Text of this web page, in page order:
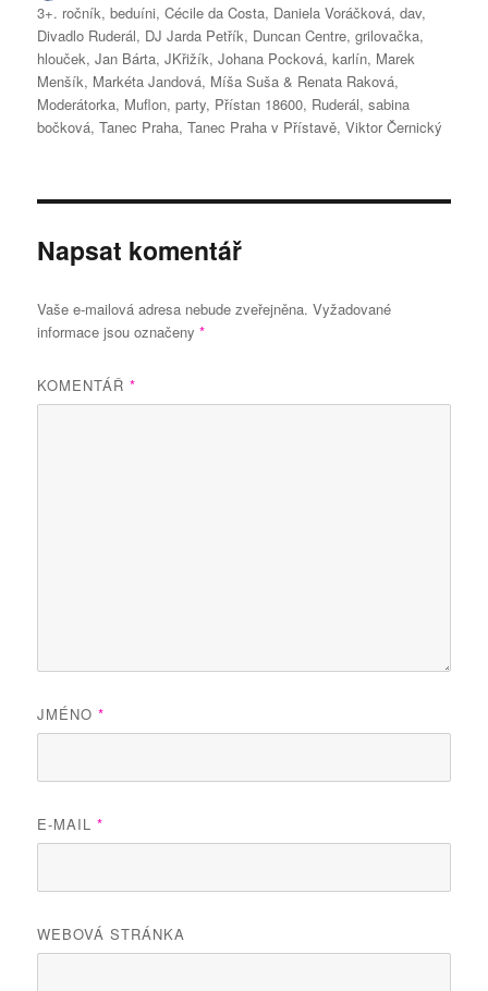
3+. ročník,beduíni,Cécile da Costa, Daniela Voráčková,dav,
Divadlo Ruderál, DJ Jarda Petřík, Duncan Centre,grilovačka,
hlouček,Jan Bárta,JKřižík,Johana Pocková,karlín, Marek
Menšík, Markéta Jandová, Míša Suša & Renata Raková,
Moderátorka, Muflon,party, Přístan 18600, Ruderál,sabina
bočková,Tanec Praha,Tanec Praha v Přístavě,Viktor Černický
Napsat komentář
Vaše e-mailová adresa nebude zveřejněna. Vyžadované
informace jsou označeny*
KOMENTÁŘ*
JMÉNO*
E-MAIL*
WEBOVÁ STRÁNKA